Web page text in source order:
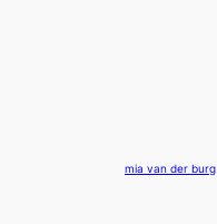
mia van der burg